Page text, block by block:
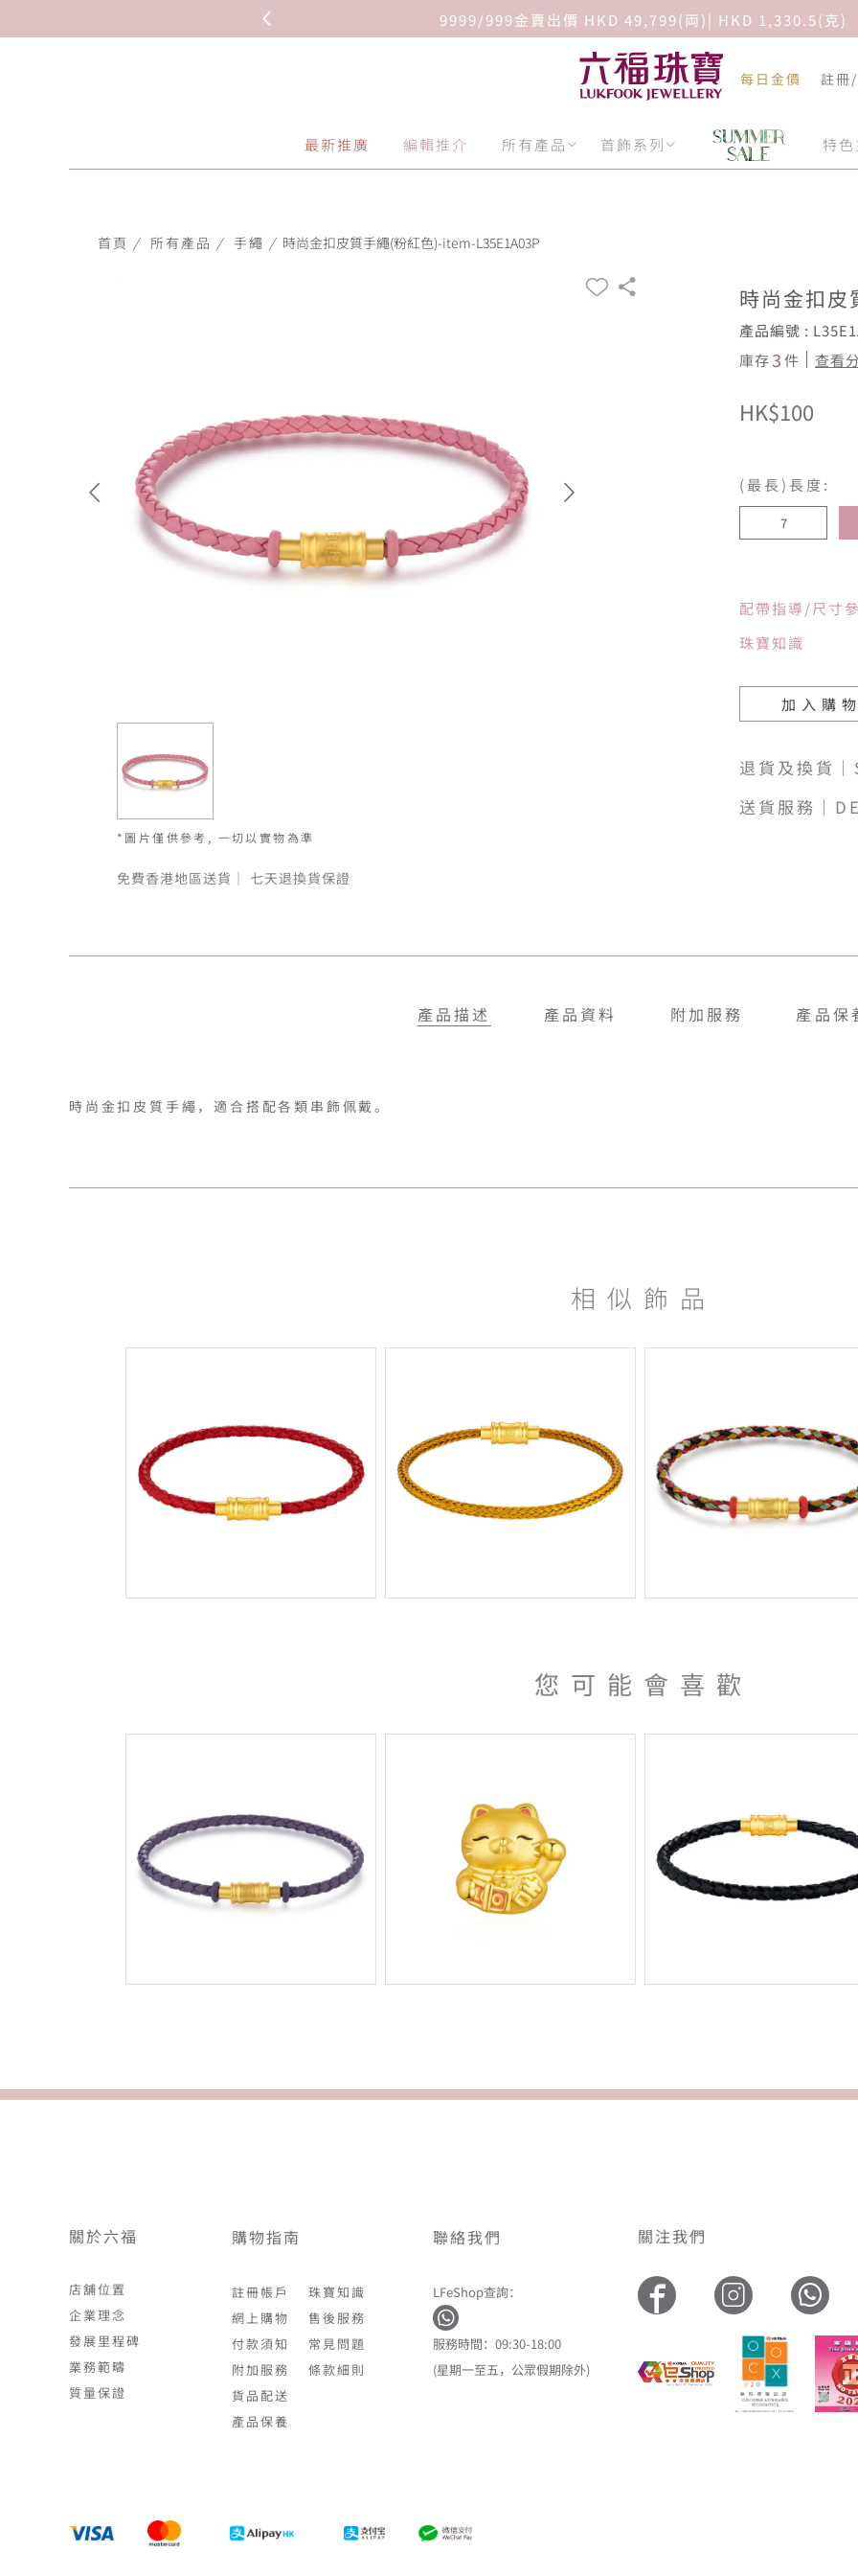
9999/999金賣出價 HKD 49,799(両)| HKD 1,330.5(克)
每日金價 註冊
最新推廣 編輯推介 所有產品 首飾系列 特
首頁 / 所有產品 / 手繩 / 時尚金扣皮質手繩(粉紅色)-item-L35E1A03P
*圖片僅供參考, 一切以實物為準
免費香港地區送貨｜ 七天退換貨保證
時尚金扣
產品編號 :
庫存3件 查看
HK$100
(最長)長度:
7
配帶指導/尺寸
珠寶知識
加入購
退貨及換貨
送貨服務｜
產品描述 產品資料 附加服務 產品保
時尚金扣皮質手繩，適合搭配各類串飾佩戴。
相似飾品
您可能會喜歡
關於六福
店舖位置
企業理念
發展里程碑
業務範疇
質量保證
購物指南
註冊帳戶
網上購物
付款須知
附加服務
貨品配送
產品保養
珠寶知識
售後服務
常見問題
條款細則
聯絡我們
LFeShop查詢：
服務時間：09:30-18:00
(星期一至五，公眾假期除外)
關注我們